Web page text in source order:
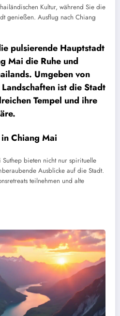
Kultur, während Sie die
genießen. Ausflug nach Chiang
pulsierende Hauptstadt
Mai die Ruhe und
Umgeben von
ist die Stadt
Tempel und ihre
Chiang Mai
Suthep bieten nicht nur spirituelle
Ausblicke auf die Stadt.
teilnehmen und alte